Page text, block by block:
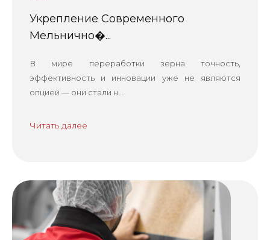
Укрепление Современного
Мельнично�...
В мире переработки зерна точность,
эффективность и инновации уже не являются
опцией — они стали н...
Читать далее